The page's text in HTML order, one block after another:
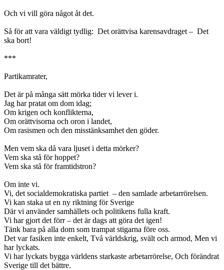
Och vi vill göra något åt det.
Så för att vara väldigt tydlig: Det orättvisa karensavdraget – Det
ska bort!
***
Partikamrater,
Det är på många sätt mörka tider vi lever i.
Jag har pratat om dom idag;
Om krigen och konflikterna,
Om orättvisorna och oron i landet,
Om rasismen och den misstänksamhet den göder.
Men vem ska då vara ljuset i detta mörker?
Vem ska stå för hoppet?
Vem ska stå för framtidstron?
Om inte vi.
Vi, det socialdemokratiska partiet – den samlade arbetarrörelsen.
Vi kan staka ut en ny riktning för Sverige
Där vi använder samhällets och politikens fulla kraft.
Vi har gjort det förr – det är dags att göra det igen!
Tänk bara på alla dom som trampat stigarna före oss.
Det var fasiken inte enkelt, Två världskrig, svält och armod, Men vi
har lyckats.
Vi har lyckats bygga världens starkaste arbetarrörelse, Och förändrat
Sverige till det bättre.